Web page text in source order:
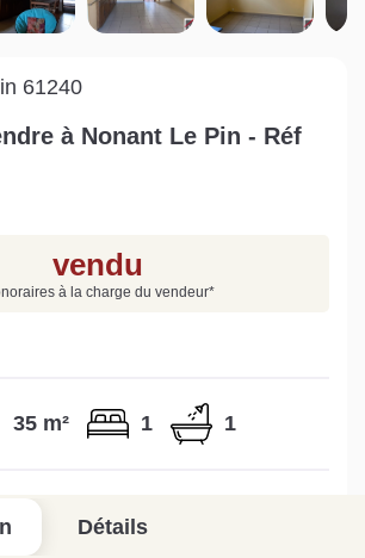
au-
non viabilisé à Pré-en-
Pail ?
bien en ligne.
61240
à Nonant Le Pin - Réf
vendu
à la charge du vendeur*
35 m² 1 1
Détails